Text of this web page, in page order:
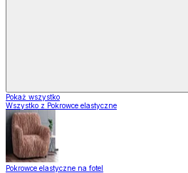
Pokaż wszystko
Wszystko z Pokrowce elastyczne
Pokrowce elastyczne na fotel